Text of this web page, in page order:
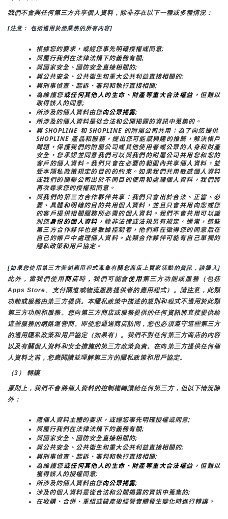
我們不會與任何第三方共享個人資料，除非存在以下一種或多種情況：
[注意： 包括適用於您業務的所有內容]
根據您的要求，或經您事先明確授權或同意;
與履行我們在法律法規下的義務有關;
與國家安全、國防安全直接相關的;
與公共安全、公共衛生和重大公共利益直接相關的;
與刑事偵查、起訴、審判和執行直接相關;
為維護您或任何其他人的生命、財產等重大合法權益，但難以
取得該人的同意;
所涉及的個人資料由您向公眾揭露;
所涉及的個人資料是從合法和公開揭露的資訊中蒐集的。
與 SHOPLINE 和 SHOPLINE 的附屬公司共用：為了向您提供
SHOPLINE 產品和服務，提出您可能感興趣的推薦，解決帳戶
問題，保護我們的附屬公司或其他使用者或公眾的人身和財產
安全，您承認並同意我們可以與我們的附屬公司共用您和您的
客戶的個人資料。我們只會在必要的範圍內共享個人資料，並
受本隱私政策規定的目的的約束。如果我們共用敏感個人資料
或我們的關聯公司出於不同目的使用和處理個人資料，我們將
再次尋求您的授權和同意。
與我們的第三方合作夥伴共享：我們只會出於合法、正當、必
要、具體和明確的目的共用個人資料，並且只會共用向您或您
的客戶提供相關服務所必需的個人資料。我們不會共用可以識
別您身份的個人資料 ，除非法律或法規另有規定。通常，這些
第三方合作夥伴也是數據控制者，他們將在徵得您的同意后在
自己的帳戶中處理個人資料。此類合作夥伴可能有自己單獨的
隱私政策和用戶協定。
[如果您使用第三方营銷應用程式蒐集有關您商店上買家活動的資訊，請插入]
此外，當我們使用商店時， 我們可能會使用第三方功能或服務（包括
Apps Store、支付閘道或物流服務提供者的應用程式）。請注意，此類
功能或服務由第三方提供。本隱私政策中描述的規則和程式不適用於此類
第三方功能和服務。您向第三方商店或服務提供的任何資訊將直接提供給
這些服務的網路運營商。即使您通過商店訪問，您也必須遵守這些第三方
的適用隱私政策和用戶協定（如果有）。我們不對任何第三方商店的內容
以及有關個人資料和安全措施的第三方政策負責。在向第三方提供任何個
人資料之前，您應閱讀並理解第三方的隱私政策和用戶協定。
（3） 轉讓
原則上，我們不會將個人資料的控制權轉讓給任何第三方，但以下情況除
外：
應個人資料主體的要求，或經您事先明確授權或同意;
與履行我們在法律法規下的義務有關;
與國家安全、國防安全直接相關的;
與公共安全、公共衛生和重大公共利益直接相關的;
與刑事偵查、起訴、審判和執行直接相關;
為維護您或任何其他人的生命、財產等重大合法權益，但難以
獲得該人的授權同意;
所涉及的個人資料由您向公眾揭露;
涉及的個人資料是從合法和公開揭露的資訊中蒐集的;
在收購、合併、重組或破產後經營實體發生變化時進行轉讓。